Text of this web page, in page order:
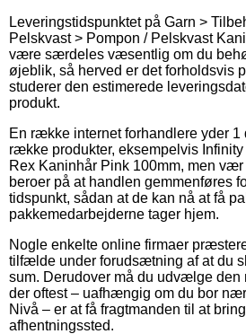
Leveringstidspunktet på Garn >
Pelskvast > Pompon / Pelskvast
være særdeles væsentlig om du
øjeblik, så herved er det forholdsvis
studerer den estimerede
produkt.
En række internet forhandlere yder 1
række produkter, eksempelvis
Rex Kaninhår Pink 100mm, men
beroer på at handlen gemmenføres
tidspunkt, sådan at de kan nå at få
pakkemedarbejderne tager hjem.
Nogle enkelte online firmaer
tilfælde under forudsætning af at du
sum. Derudover må du udvælge den
der oftest – uafhængig om du bor
Nivå – er at få fragtmanden til at
afhentningssted.